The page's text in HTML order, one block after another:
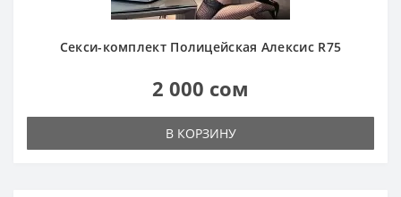
Секси-комплект Полицейская Алексис R75
2 000 сом
В КОРЗИНУ